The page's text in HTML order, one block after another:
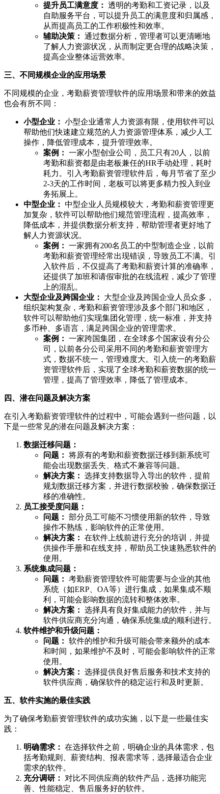
提升员工满意度： 透明的考勤和工资记录，以及
自助服务平台，可以提升员工的满意度和归属感，
从而提高员工的工作积极性和效率。
辅助决策： 通过数据分析，管理者可以更清晰地
了解人力资源状况，从而制定更合理的战略决策，
提高企业整体运营效率。
三、不同规模企业的应用场景
不同规模的企业，考勤薪资管理软件的应用场景和带来的效益
也会有所不同：
小型企业： 小型企业通常人力资源有限，使用软件可以
帮助他们快速建立规范的人力资源管理体系，减少人工
操作，降低管理成本，提升管理效率。
案例： 一家小型创业公司，员工只有20人，以前
考勤和薪资都是由老板兼任的HR手动处理，耗时
耗力。引入考勤薪资管理软件后，每月节省了至少
2-3天的工作时间，老板可以将更多精力投入到业
务拓展上。
中型企业： 中型企业人员规模较大，考勤和薪资管理更
加复杂，软件可以帮助他们规范管理流程，提高效率，
降低成本，并提供数据分析支持，帮助管理者更好地了
解人力资源状况。
案例： 一家拥有200名员工的中型制造企业，以前
考勤和薪资管理经常出现错误，导致员工不满。引
入软件后，不仅提高了考勤和薪资计算的准确率，
还提供了加班和请假审批的在线流程，减少了管理
上的混乱。
大型企业及跨国企业：
大型企业及跨国企业人员众多，
组织架构复杂，考勤和薪资管理涉及多个部门和地区，
软件可以帮助他们实现集团化管理，统一标准，并支持
多币种、多语言，满足跨国企业的管理需求。
案例： 一家跨国集团，在全球多个国家设有分公
司，以前各分公司采用不同的考勤和薪资管理方
式，数据不统一，管理难度大。引入统一的考勤薪
资管理软件后，实现了全球考勤和薪资数据的统一
管理，提高了管理效率，降低了管理成本。
四、潜在问题及解决方案
在引入考勤薪资管理软件的过程中，可能会遇到一些问题，以
下是一些常见的潜在问题及解决方案：
数据迁移问题：
问题： 将原有的考勤和薪资数据迁移到新系统可
能会出现数据丢失、格式不兼容等问题。
解决方案： 选择支持数据导入导出的软件，提前
规划数据迁移方案，并进行数据校验，确保数据迁
移的准确性。
员工接受度问题：
问题： 部分员工可能不习惯使用新的软件，导致
操作不熟练，影响软件的正常使用。
解决方案： 在软件上线前进行充分的培训，并提
供操作手册和在线支持，帮助员工快速熟悉软件的
使用。
系统集成问题：
问题： 考勤薪资管理软件可能需要与企业的其他
系统（如ERP、OA等）进行集成，如果集成不顺
利，可能会影响数据的流转和整体效率。
解决方案： 选择具有良好集成能力的软件，并与
软件供应商充分沟通，确保系统集成的顺利进行。
软件维护和升级问题：
问题： 软件的维护和升级可能会带来额外的成本
和时间，如果维护不及时，可能会影响软件的正常
使用。
解决方案： 选择提供良好售后服务和技术支持的
软件供应商，确保软件的稳定运行和及时更新。
五、软件实施的最佳实践
为了确保考勤薪资管理软件的成功实施，以下是一些最佳实
践：
明确需求： 在选择软件之前，明确企业的具体需求，包
括考勤规则、薪资结构、报表需求等，选择最适合企业
需求的软件。
充分调研：
对比不同供应商的软件产品，选择功能完
善、性能稳定、售后服务好的软件。